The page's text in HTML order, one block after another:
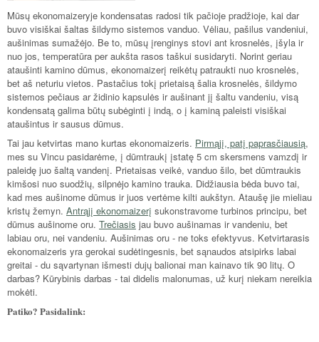
Mūsų ekonomaizeryje kondensatas radosi tik pačioje pradžioje, kai dar
buvo visiškai šaltas šildymo sistemos vanduo. Vėliau, pašilus vandeniui,
aušinimas sumažėjo. Be to, mūsų įrenginys stovi ant krosnelės, įšyla ir
nuo jos, temperatūra per aukšta rasos taškui susidaryti. Norint geriau
ataušinti kamino dūmus, ekonomaizerį reikėtų patraukti nuo krosnelės,
bet aš neturiu vietos. Pastačius tokį prietaisą šalia krosnelės, šildymo
sistemos pečiaus ar židinio kapsulės ir aušinant jį šaltu vandeniu, visą
kondensatą galima būtų subėginti į indą, o į kaminą paleisti visiškai
ataušintus ir sausus dūmus.
Tai jau ketvirtas mano kurtas ekonomaizeris. Pirmąjį, patį paprasčiausią,
mes su Vincu pasidarėme, į dūmtraukį įstatę 5 cm skersmens vamzdį ir
paleidę juo šaltą vandenį. Prietaisas veikė, vanduo šilo, bet dūmtraukis
kimšosi nuo suodžių, silpnėjo kamino trauka. Didžiausia bėda buvo tai,
kad mes aušinome dūmus ir juos vertėme kilti aukštyn. Ataušę jie mieliau
kristų žemyn. Antrąjį ekonomaizerį sukonstravome turbinos principu, bet
dūmus aušinome oru. Trečiasis jau buvo aušinamas ir vandeniu, bet
labiau oru, nei vandeniu. Aušinimas oru - ne toks efektyvus. Ketvirtarasis
ekonomaizeris yra gerokai sudėtingesnis, bet sąnaudos atsipirks labai
greitai - du sąvartynan išmesti dujų balionai man kainavo tik 90 litų. O
darbas? Kūrybinis darbas - tai didelis malonumas, už kurį niekam nereikia
mokėti.
Patiko? Pasidalink: